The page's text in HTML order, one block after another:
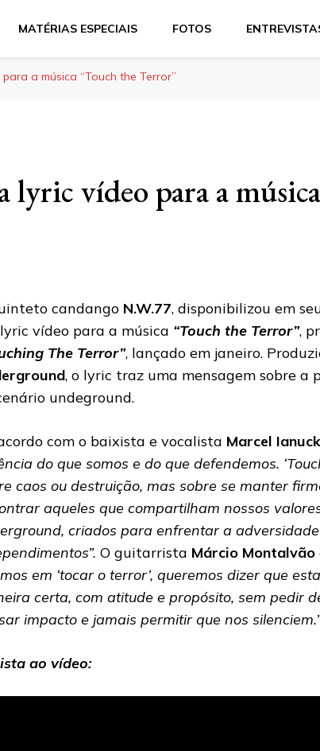
MATÉRIAS ESPECIAIS FOTOS
a música “Touch the Terror”
lyric vídeo para a
candango N.W.77, disponibilizou em
vídeo para a música “Touch the Terror”,
The Terror”, lançado em janeiro.
, o lyric traz uma mensagem sobre a
undeground.
com o baixista e vocalista Marcel Ianuck
do que somos e do que defendemos.
caos ou destruição, mas sobre se manter
aqueles que compartilham nossos
criados para enfrentar a
O guitarrista Márcio Montalvão
em ‘tocar o terror’, queremos dizer que
certa, com atitude e propósito, sem pedir
impacto e jamais permitir que nos
ao vídeo: